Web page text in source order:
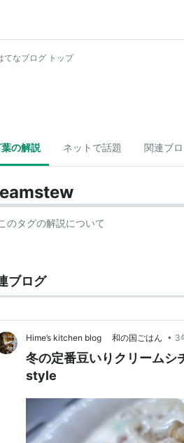
てなブログ トップ
の解説 ネットで話題 関連ブ
のタグの解説について
ブログ
Hime’s kitchen blog 和の国ごはん • 3
冬の定番豆いりクリーム
style